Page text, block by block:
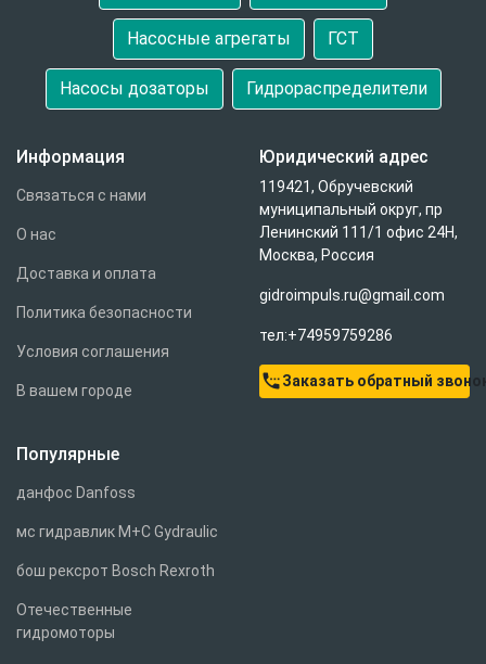
Насосные агрегаты ГСТ
Насосы дозаторы Гидрораспределители
Информация
Связаться с нами
О нас
Доставка и оплата
Политика безопасности
Условия соглашения
В вашем городе
Юридический адрес
119421, Обручевский
муниципальный округ, пр
Ленинский 111/1 офис 24Н,
Москва, Россия
gidroimpuls.ru@gmail.com
тел:+74959759286
settings_phoneЗаказать обратный
Популярные
данфос Danfoss
мс гидравлик M+C Gydraulic
бош рексрот Bosch Rexroth
Отечественные
гидромоторы